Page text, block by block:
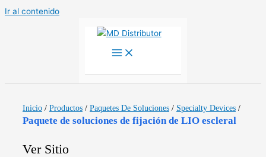
Ir al contenido
Inicio / Productos / Paquetes De Soluciones / Specialty Devices /
Paquete de soluciones de fijación de LIO escleral
Ver Sitio